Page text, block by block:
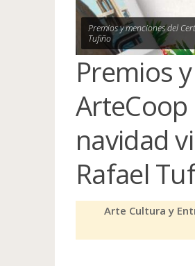
Premios y menciones del
Tufiño
Premios
navidad
Rafael
Arte Cultura y